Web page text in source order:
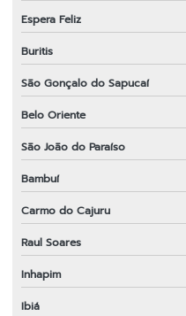
Espera Feliz
Buritis
São Gonçalo do Sapucaí
Belo Oriente
São João do Paraíso
Bambuí
Carmo do Cajuru
Raul Soares
Inhapim
Ibiá